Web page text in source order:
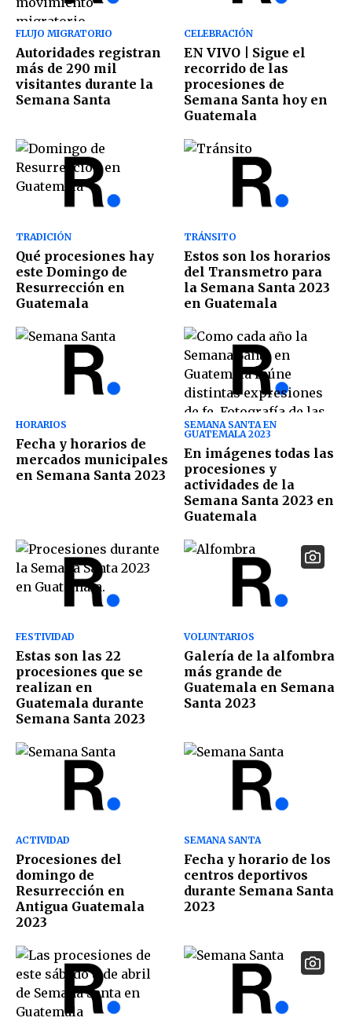
FLUJO MIGRATORIO
Autoridades registran
más de 290 mil
visitantes durante la
Semana Santa
CELEBRACIÓN
EN VIVO | Sigue el
recorrido de las
procesiones de
Semana Santa hoy en
Guatemala
TRADICIÓN
Qué procesiones hay
este Domingo de
Resurrección en
Guatemala
TRÁNSITO
Estos son los horarios
del Transmetro para
la Semana Santa 2023
en Guatemala
HORARIOS
Fecha y horarios de
mercados municipales
en Semana Santa 2023
SEMANA SANTA EN
GUATEMALA 2023
En imágenes todas las
procesiones y
actividades de la
Semana Santa 2023 en
Guatemala
FESTIVIDAD
Estas son las 22
procesiones que se
realizan en
Guatemala durante
Semana Santa 2023
VOLUNTARIOS
Galería de la alfombra
más grande de
Guatemala en Semana
Santa 2023
ACTIVIDAD
Procesiones del
domingo de
Resurrección en
Antigua Guatemala
2023
SEMANA SANTA
Fecha y horario de los
centros deportivos
durante Semana Santa
2023